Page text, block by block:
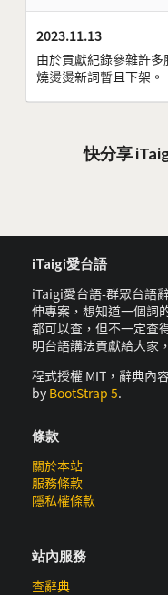
2023.11.13
由於貢獻紀錄參雜許
燒燙燙新詞暫且下架。
快分享
iTaigi愛台語
iTaigi愛台語-群眾台語
伸專案，想知道一個詞
都可以查，但不一定查
明台語講法貢獻給大家
程式授權 MIT，辭典內
by BootStrap 5.
條款
關於本站
服務條款
隱私權條款
站內服務
查辭典